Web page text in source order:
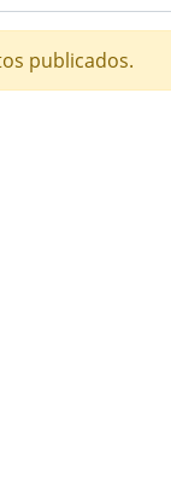
publicados.